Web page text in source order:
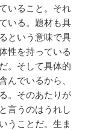
いること。それ
いる。題材も具
という意味で具
性を持っている
。そして具体的
んでいるから、
。そのあたりが
言うのはうれし
うことだ。生ま